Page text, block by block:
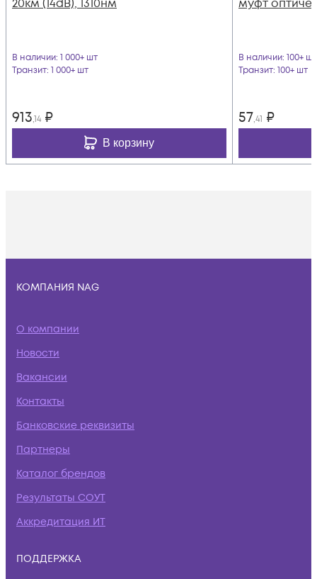
20км (14dB), 1310нм
В наличии: 1 000+ шт
Транзит: 1 000+ шт
913,14 ₽
В корзину
муфт
В наличии: 100+ шт
Транзит: 100+ шт
57,41 ₽
КОМПАНИЯ NAG
О компании
Новости
Вакансии
Контакты
Банковские реквизиты
Партнеры
Каталог брендов
Результаты СОУТ
Аккредитация ИТ
ПОДДЕРЖКА